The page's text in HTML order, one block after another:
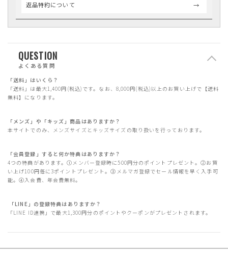
返品特約について
QUESTION
よくある質問
「送料」はいくら？
「送料」は最大1,400円(税込)です。なお、8,000円(税込)以上のお買い上げで【送料
無料】になります。
「メンズ」や「キッズ」商品はありますか？
本サイトでのみ、メンズサイズとキッズサイズの取り扱いを行っております。
「会員登録」すると何か特典はありますか？
4つの特典があります。①メンバー登録時に500円分のポイントプレゼント。②お買
い上げ100円毎に3ポイントプレゼント。③メルマガ登録でセール情報を早く入手可
能。④入会費、年会費無料。
「LINE」の登録特典はありますか？
「LINE ID連携」で最大1,300円分のポイントやクーポンがプレゼントされます。